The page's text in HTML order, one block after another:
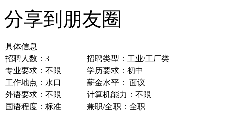
分享到朋友圈
具体信息
招聘人数：3
招聘类型：工业/工厂类
专业要求：不限
学历要求：初中
工作地点：水口
薪金水平： 面议
外语要求：不限
计算机能力：不限
国语程度：标准
兼职/全职：全职